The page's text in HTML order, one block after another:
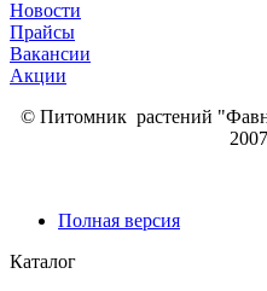
Новости
Прайсы
Вакансии
Акции
© Питомник растений
Полная версия
Каталог